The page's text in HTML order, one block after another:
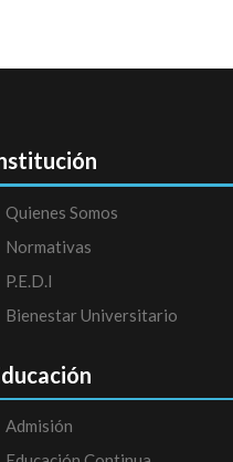
Quienes Somos
Normativas
P.E.D.I
Bienestar Universitario
Admisión